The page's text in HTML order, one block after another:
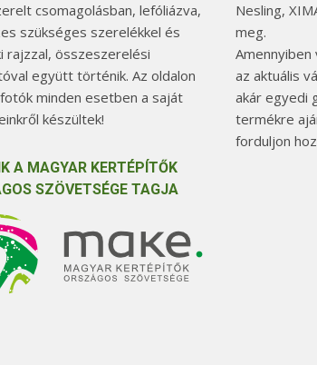
csomagolásban, lefóliázva,
szükséges szerelékkel és
rajzzal, összeszerelési
együtt történik. Az oldalon
minden esetben a saját
készültek!
A MAGYAR KERTÉPÍTŐK
SZÖVETSÉGE TAGJA
Nesling,
meg.
az aktuális
akár egyedi
termékre
forduljon